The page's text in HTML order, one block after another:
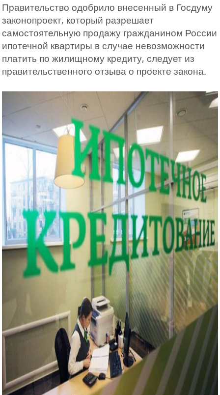
Правительство одобрило внесенный в Госдуму
законопроект, который разрешает
самостоятельную продажу гражданином России
ипотечной квартиры в случае невозможности
платить по жилищному кредиту, следует из
правительственного отзыва о проекте закона.